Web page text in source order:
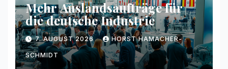
Mehr Auslandsaufträge für
die deutsche Industrie
7. AUGUST 2026 HORST HAMACHER-
SCHMIDT